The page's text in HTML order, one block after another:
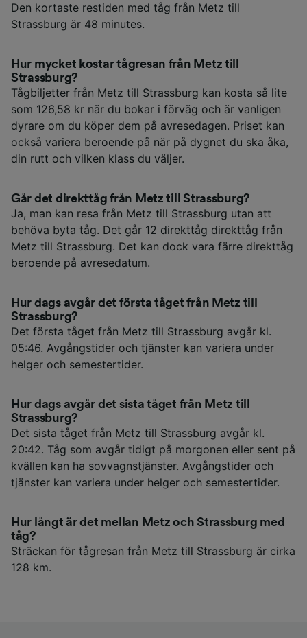
Den kortaste restiden med tåg från Metz till
Strassburg är 48 minutes.
Hur mycket kostar tågresan från Metz till
Strassburg?
Tågbiljetter från Metz till Strassburg kan kosta så lite
som 126,58 kr när du bokar i förväg och är vanligen
dyrare om du köper dem på avresedagen. Priset kan
också variera beroende på när på dygnet du ska åka,
din rutt och vilken klass du väljer.
Går det direkttåg från Metz till Strassburg?
Ja, man kan resa från Metz till Strassburg utan att
behöva byta tåg. Det går 12 direkttåg direkttåg från
Metz till Strassburg. Det kan dock vara färre direkttåg
beroende på avresedatum.
Hur dags avgår det första tåget från Metz till
Strassburg?
Det första tåget från Metz till Strassburg avgår kl.
05:46. Avgångstider och tjänster kan variera under
helger och semestertider.
Hur dags avgår det sista tåget från Metz till
Strassburg?
Det sista tåget från Metz till Strassburg avgår kl.
20:42. Tåg som avgår tidigt på morgonen eller sent på
kvällen kan ha sovvagnstjänster. Avgångstider och
tjänster kan variera under helger och semestertider.
Hur långt är det mellan Metz och Strassburg med
tåg?
Sträckan för tågresan från Metz till Strassburg är cirka
128 km.